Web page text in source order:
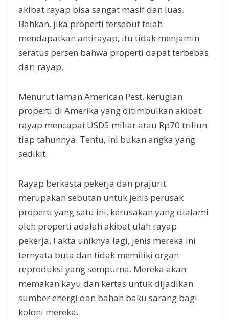
akibat rayap bisa sangat masif dan luas.
Bahkan, jika properti tersebut telah
mendapatkan antirayap, itu tidak menjamin
seratus persen bahwa properti dapat terbebas
dari rayap.
Menurut laman American Pest, kerugian
properti di Amerika yang ditimbulkan akibat
rayap mencapai USD5 miliar atau Rp70 triliun
tiap tahunnya. Tentu, ini bukan angka yang
sedikit.
Rayap berkasta pekerja dan prajurit
merupakan sebutan untuk jenis perusak
properti yang satu ini. kerusakan yang dialami
oleh properti adalah akibat ulah rayap
pekerja. Fakta uniknya lagi, jenis mereka ini
ternyata buta dan tidak memiliki organ
reproduksi yang sempurna. Mereka akan
memakan kayu dan kertas untuk dijadikan
sumber energi dan bahan baku sarang bagi
koloni mereka.